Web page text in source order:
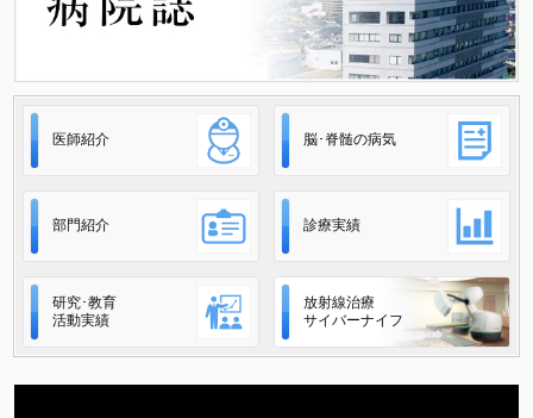
医師紹介 脳･脊髄の病気
部門紹介 診療実績
研究･教育
活動実績
放射線治療
サイバーナイフ